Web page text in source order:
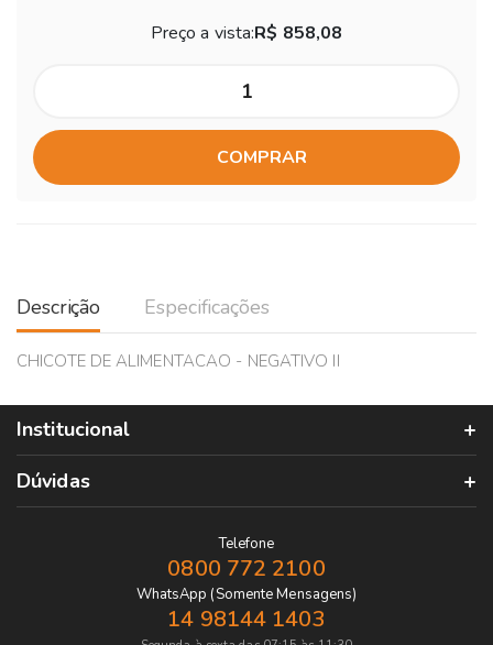
Preço a vista:R$ 858,08
COMPRAR
Descrição Especificações
CHICOTE DE ALIMENTACAO - NEGATIVO II
Institucional
Dúvidas
Telefone
0800 772 2100
WhatsApp (Somente Mensagens)
14 98144 1403